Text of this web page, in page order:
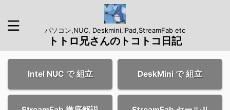
パソコン,NUC, Deskmini,iPad,StreamFab etc
トトロ兄さんのトコトコ日記
Intel NUC で 組立 DeskMini で 組立